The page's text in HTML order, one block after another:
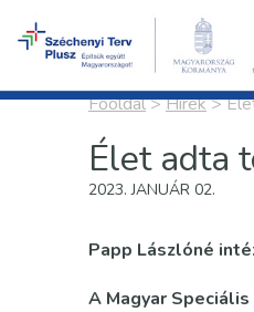
Főoldal>Hírek>
Élet adta
2023. JANUÁR 02.
Papp Lászlóné
A Magyar